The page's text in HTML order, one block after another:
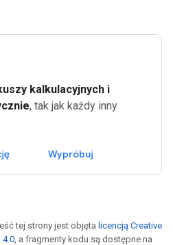
kalkulacyjnych i
, tak jak każdy inny
Wypróbuj
tej strony jest objęta licencją Creative
4.0 , a fragmenty kodu są dostępne na